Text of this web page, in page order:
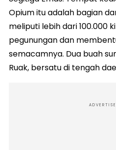
Opium itu adalah bagian
meliputi lebih dari 100.000
pegunungan dan
semacamnya. Dua buah
Ruak, bersatu di tengah